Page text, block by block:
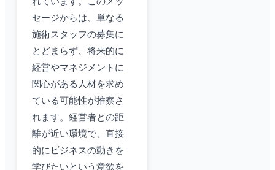
セージからは、単なる
施術スタッフの募集に
とどまらず、将来的に
経営やマネジメントに
関心がある人材を求め
ている可能性が推察さ
れます。経営者との距
離が近い環境で、直接
的にビジネスの動きを
学びたいという意欲を